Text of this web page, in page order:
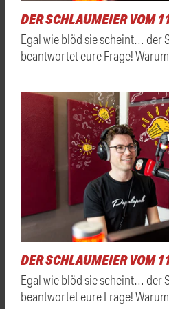
DER SCHLAUMEIER VOM
Egal wie blöd sie scheint… der
beantwortet eure Frage!
DER SCHLAUMEIER VOM
Egal wie blöd sie scheint… der
beantwortet eure Frage!